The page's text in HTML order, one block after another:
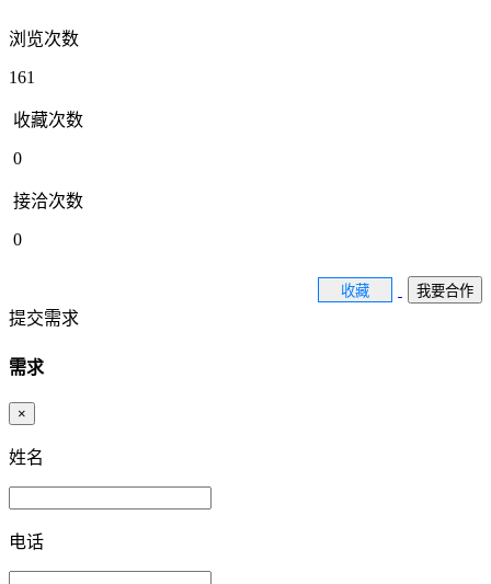
浏览次数
161
收藏次数
0
接洽次数
0
收藏 我要合作
提交需求
需求
×
姓名
电话